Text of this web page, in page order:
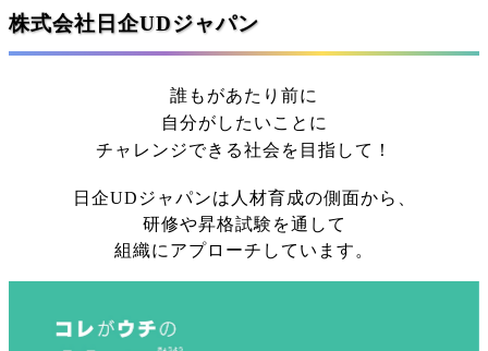
株式会社日企UDジャパン
誰もがあたり前に
自分がしたいことに
チャレンジできる社会を目指して！
日企UDジャパンは人材育成の側面から、
研修や昇格試験を通して
組織にアプローチしています。